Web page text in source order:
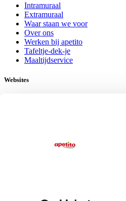
Intramuraal
Extramuraal
Waar staan we voor
Over ons
Werken bij apetito
Tafeltje-dek-je
Maaltijdservice
Websites